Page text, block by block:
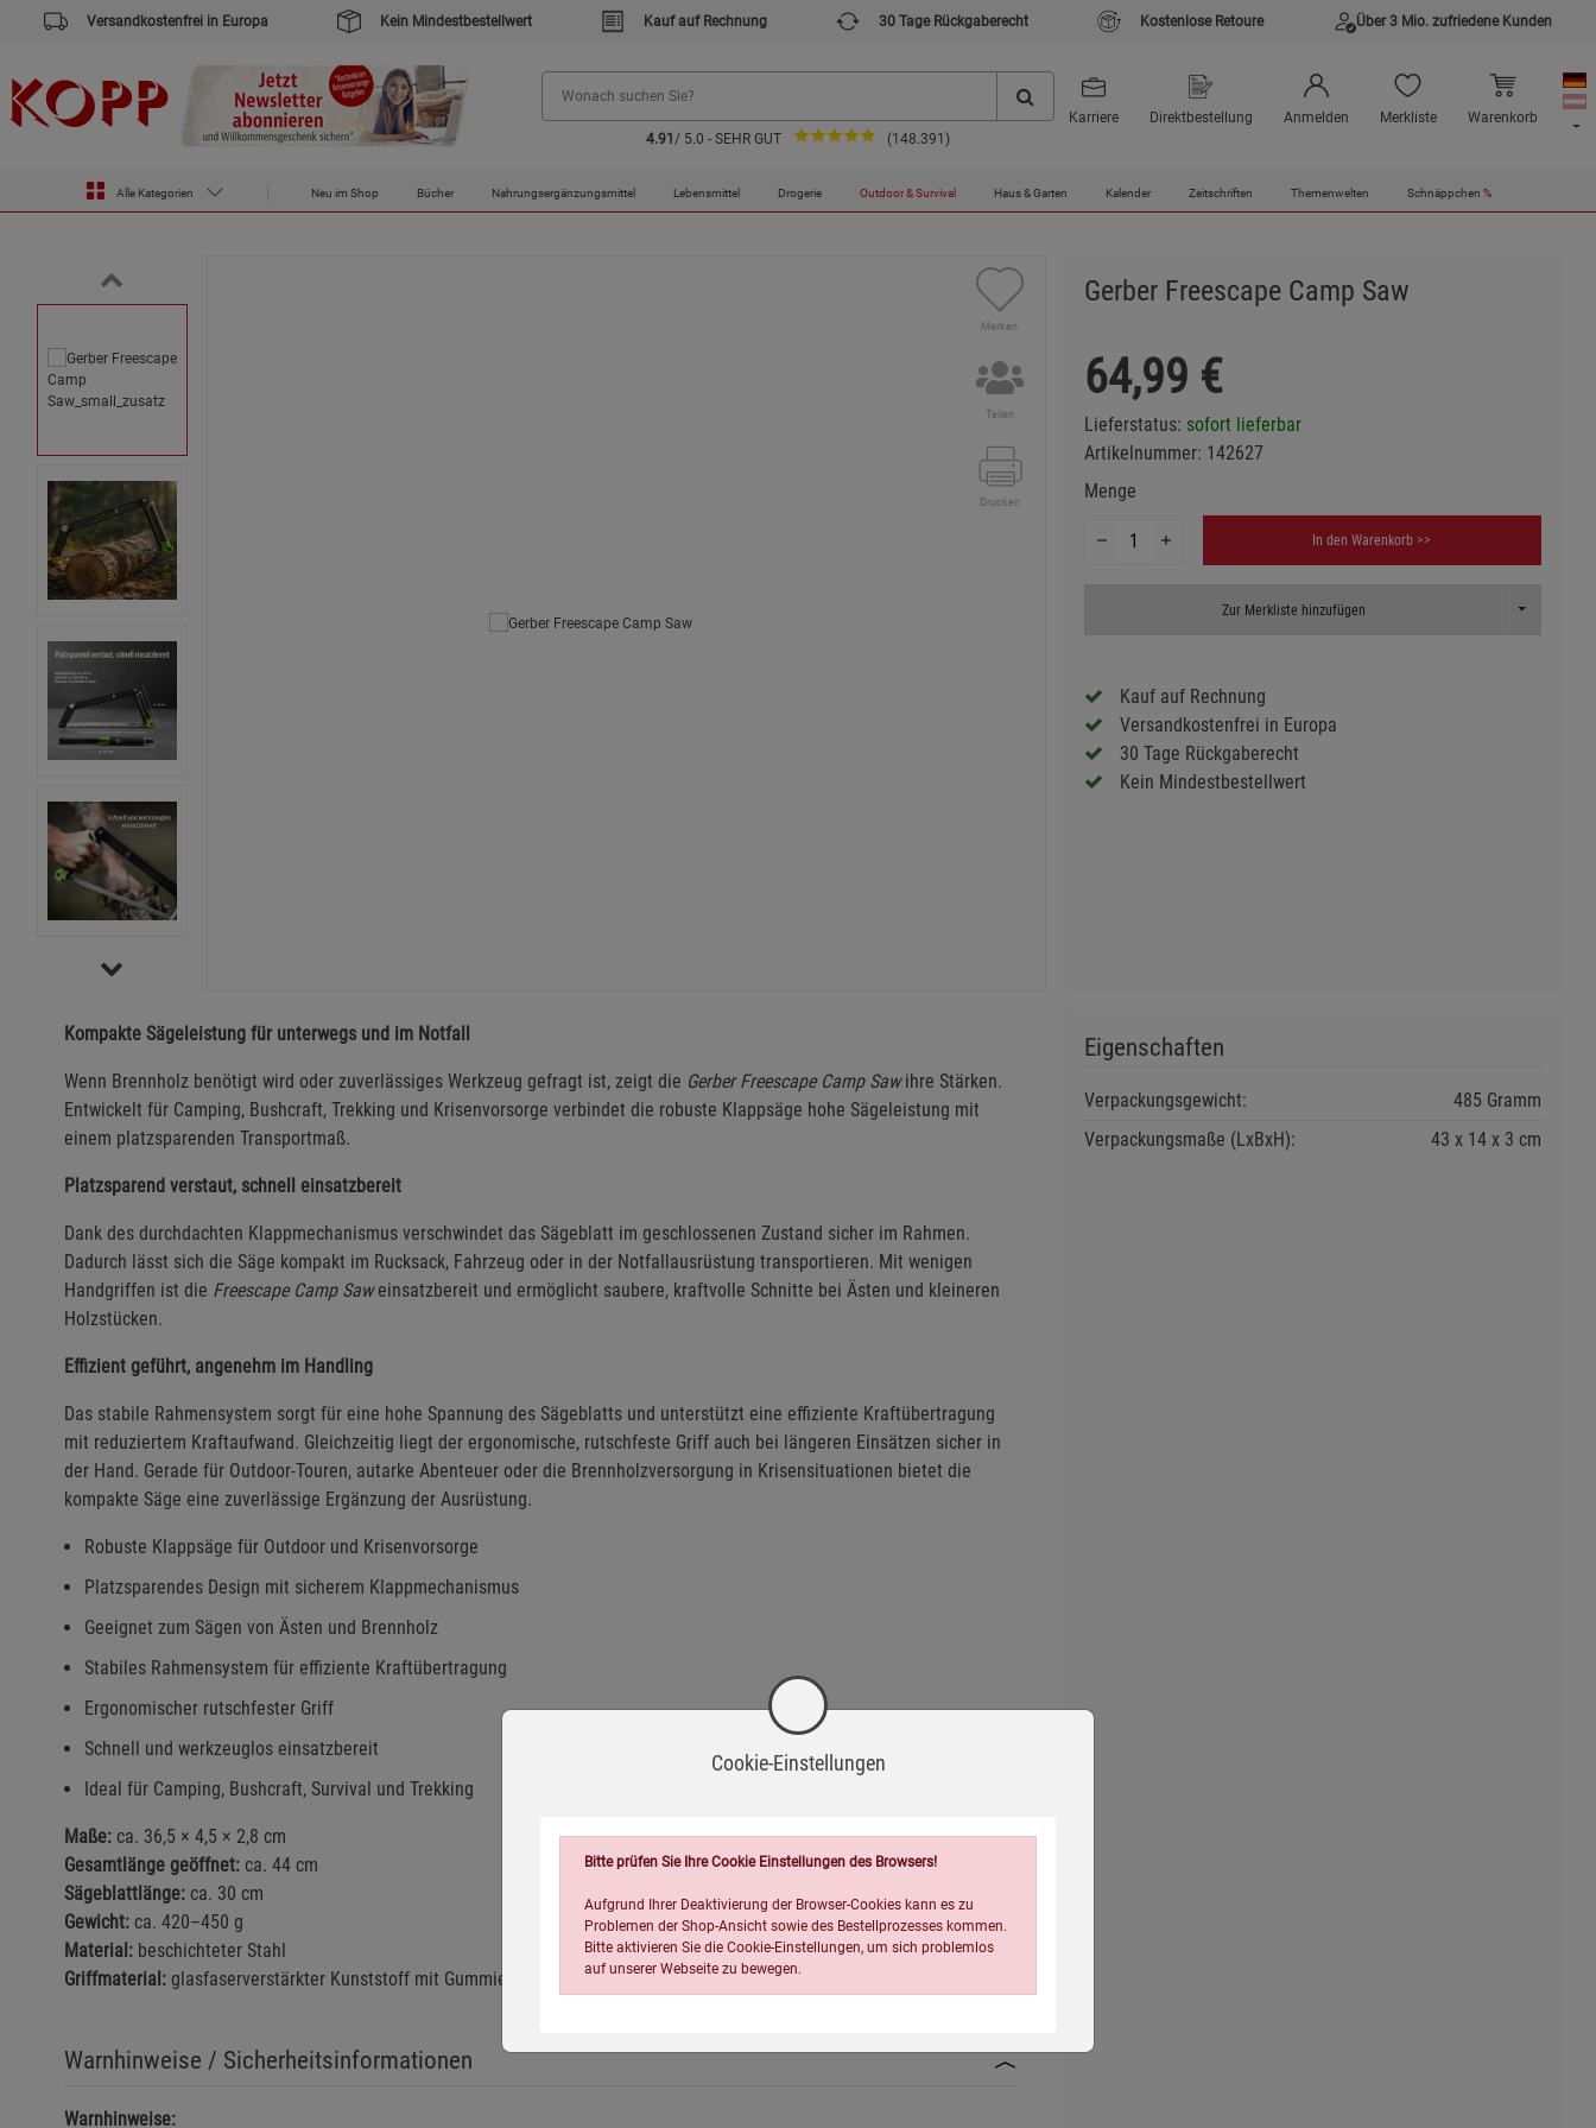
Versandkostenfrei in Europa Kein Mindestbestellwert Kauf auf Rechnung 30 Tage Rückgaberecht Kostenlose Retoure Über 3 Mio. zufriedene Kunden
4.91 / 5.0 - SEHR GUT (148.391)
Karriere Direktbestellung Anmelden Merkliste Warenkorb
Alle Kategorien Neu im Shop Bücher Nahrungsergänzungsmittel Lebensmittel Drogerie Outdoor & Survival Haus & Garten Kalender Zeitschriften Themenwelten Schnäppchen %
Zur Startseite des Kopp Verlag Online-Shop
Outdoor & Survival Ausrüstung Gerber Freescape Camp Saw
Merken
Teilen
Drucken
Gerber Freescape Camp Saw
64,99 €
Lieferstatus: sofort lieferbar
Artikelnummer: 142627
Menge
In den Warenkorb >>
Zur Merkliste hinzufügen Toggle
Kauf auf Rechnung
Versandkostenfrei in Europa
30 Tage Rückgaberecht
Kein Mindestbestellwert
Kompakte Sägeleistung für unterwegs und im Notfall
Wenn Brennholz benötigt wird oder zuverlässiges Werkzeug gefragt ist, zeigt die Gerber Freescape Camp Sawihre Stärken.
Entwickelt für Camping, Bushcraft, Trekking und Krisenvorsorge verbindet die robuste Klappsäge hohe Sägeleistung mit
einem platzsparenden Transportmaß.
Platzsparend verstaut, schnell einsatzbereit
Dank des durchdachten Klappmechanismus verschwindet das Sägeblatt im geschlossenen Zustand sicher im Rahmen.
Dadurch lässt sich die Säge kompakt im Rucksack, Fahrzeug oder in der Notfallausrüstung transportieren. Mit wenigen
Handgriffen ist die Freescape Camp Saweinsatzbereit und ermöglicht saubere, kraftvolle Schnitte bei Ästen und kleineren
Holzstücken.
Effizient geführt, angenehm im Handling
Das stabile Rahmensystem sorgt für eine hohe Spannung des Sägeblatts und unterstützt eine effiziente Kraftübertragung
mit reduziertem Kraftaufwand. Gleichzeitig liegt der ergonomische, rutschfeste Griff auch bei längeren Einsätzen sicher in
der Hand. Gerade für Outdoor-Touren, autarke Abenteuer oder die Brennholzversorgung in Krisensituationen bietet die
kompakte Säge eine zuverlässige Ergänzung der Ausrüstung.
Robuste Klappsäge für Outdoor und Krisenvorsorge
Platzsparendes Design mit sicherem Klappmechanismus
Geeignet zum Sägen von Ästen und Brennholz
Stabiles Rahmensystem für effiziente Kraftübertragung
Ergonomischer rutschfester Griff
Schnell und werkzeuglos einsatzbereit
Ideal für Camping, Bushcraft, Survival und Trekking
Maße: ca. 36,5 × 4,5 × 2,8 cm
Gesamtlänge geöffnet: ca. 44 cm
Sägeblattlänge: ca. 30 cm
Gewicht: ca. 420–450 g
Material: beschichteter Stahl
Griffmaterial: glasfaserverstärkter Kunststoff mit Gummierung
Warnhinweise / Sicherheitsinformationen
Warnhinweise:
Eigenschaften
Verpackungsgewicht:
485 Gramm
Verpackungsmaße (LxBxH):
43 14 3 cm
Cookie-Einstellungen
Bitte prüfen Sie Ihre Cookie Einstellungen des Browsers!
Aufgrund Ihrer Deaktivierung der Browser-Cookies kann es zu
Problemen der Shop-Ansicht sowie des Bestellprozesses kommen.
Bitte aktivieren Sie die Cookie-Einstellungen, um sich problemlos
auf unserer Webseite zu bewegen.